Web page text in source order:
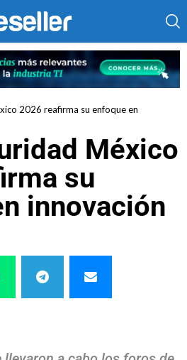
2026 reafirma su enfoque en
México
su
innovación